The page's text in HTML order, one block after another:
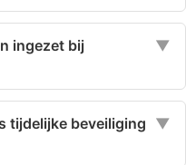
ingezet bij
▼
tijdelijke beveiliging
▼